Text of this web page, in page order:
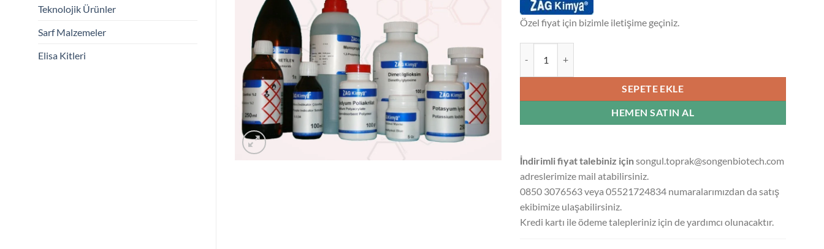
Teknolojik Ürünler
Sarf Malzemeler
Elisa Kitleri
Özel fiyat için bizimle iletişime geçiniz.
SEPETE EKLE
HEMEN SATIN AL
İndirimli fiyat talebiniz içinsongul.toprak@songenbiotech.com
adreslerimize mail atabilirsiniz.
0850 3076563 veya 05521724834 numaralarımızdan da satış
ekibimize ulaşabilirsiniz.
Kredi kartı ile ödeme talepleriniz için de yardımcı olunacaktır.